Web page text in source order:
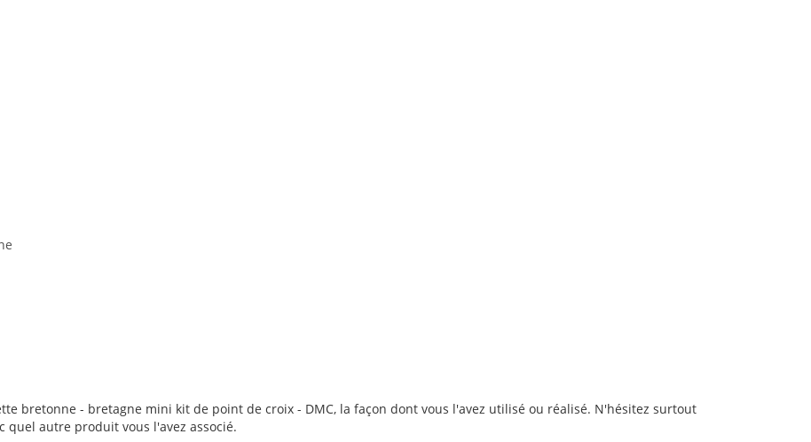
bretonne - bretagne mini kit de point de croix - DMC, la façon dont vous l'avez utilisé ou réalisé. N'hésitez surtout
quel autre produit vous l'avez associé.